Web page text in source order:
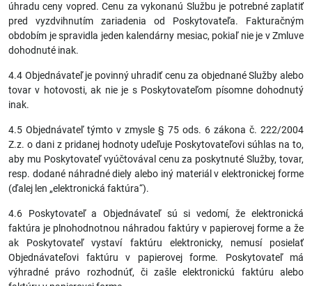
úhradu ceny vopred. Cenu za vykonanú Službu je potrebné zaplatiť
pred vyzdvihnutím zariadenia od Poskytovateľa. Fakturačným
obdobím je spravidla jeden kalendárny mesiac, pokiaľ nie je v Zmluve
dohodnuté inak.
4.4 Objednávateľ je povinný uhradiť cenu za objednané Služby alebo
tovar v hotovosti, ak nie je s Poskytovateľom písomne dohodnutý
inak.
4.5 Objednávateľ týmto v zmysle § 75 ods. 6 zákona č. 222/2004
Z.z. o dani z pridanej hodnoty udeľuje Poskytovateľovi súhlas na to,
aby mu Poskytovateľ vyúčtovával cenu za poskytnuté Služby, tovar,
resp. dodané náhradné diely alebo iný materiál v elektronickej forme
(ďalej len „elektronická faktúra“).
4.6 Poskytovateľ a Objednávateľ sú si vedomí, že elektronická
faktúra je plnohodnotnou náhradou faktúry v papierovej forme a že
ak Poskytovateľ vystaví faktúru elektronicky, nemusí posielať
Objednávateľovi faktúru v papierovej forme. Poskytovateľ má
výhradné právo rozhodnúť, či zašle elektronickú faktúru alebo